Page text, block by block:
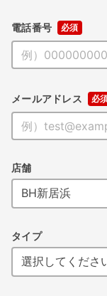
電話番号
メールアドレス
店舗
タイプ